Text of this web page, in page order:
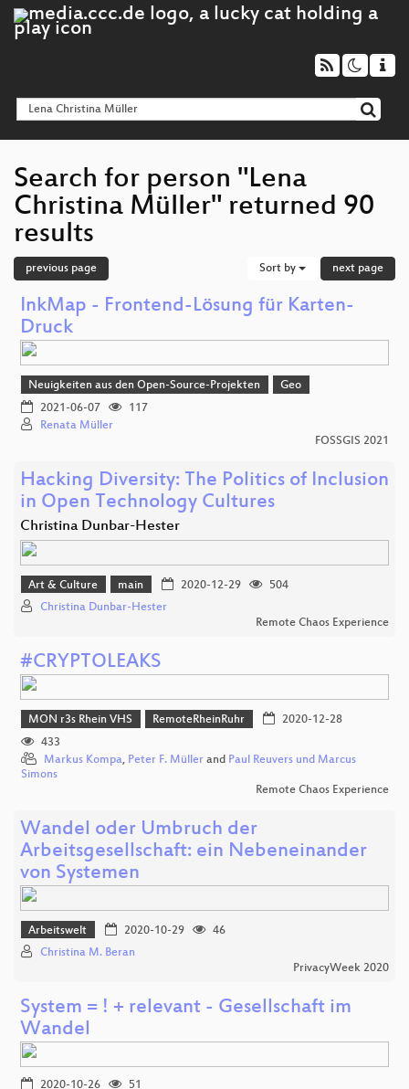
Search for person "Lena
Christina Müller" returned 90
results
previous page Sort by next page
InkMap - Frontend-Lösung für Karten-
Druck
Neuigkeiten aus den Open-Source-Projekten
Geo
2021-06-07
117
Renata Müller
FOSSGIS 2021
Hacking Diversity: The Politics of Inclusion
in Open Technology Cultures
Christina Dunbar-Hester
Art & Culture main 2020-12-29
504
Christina Dunbar-Hester
Remote Chaos Experience
#CRYPTOLEAKS
MON r3s Rhein VHS RemoteRheinRuhr
2020-12-28
433
Markus Kompa, Peter F. Müller and Paul Reuvers und Marcus
Simons
Remote Chaos Experience
Wandel oder Umbruch der
Arbeitsgesellschaft: ein Nebeneinander
von Systemen
Arbeitswelt 2020-10-29
46
Christina M. Beran
PrivacyWeek 2020
System = ! + relevant - Gesellschaft im
Wandel
2020-10-26
51